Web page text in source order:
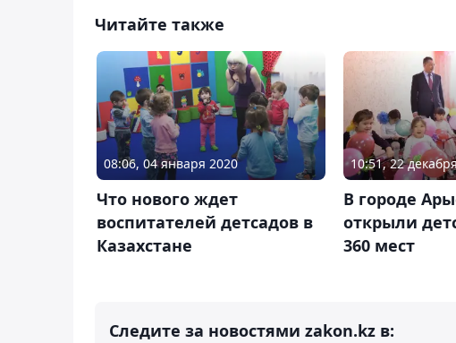
Читайте также
08:06, 04 января 2020
Что нового ждет
воспитателей детсадов в
Казахстане
10:51, 22
В городе
открыли
360 мест
Следите за новостями zakon.kz в: